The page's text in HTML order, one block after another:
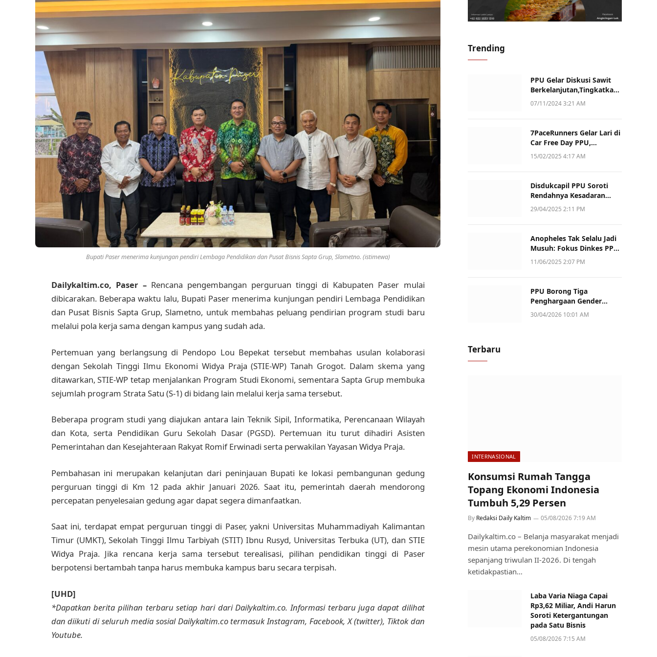
Bupati Paser menerima kunjungan pendiri Lembaga Pendidikan dan Pusat Bisnis Sapta Grup, Slametno. (istimewa)
Dailykaltim.co, Paser – Rencana pengembangan perguruan tinggi di Kabupaten Paser mulai
dibicarakan. Beberapa waktu lalu, Bupati Paser menerima kunjungan pendiri Lembaga Pendidikan
dan Pusat Bisnis Sapta Grup, Slametno, untuk membahas peluang pendirian program studi baru
melalui pola kerja sama dengan kampus yang sudah ada.
Pertemuan yang berlangsung di Pendopo Lou Bepekat tersebut membahas usulan kolaborasi
dengan Sekolah Tinggi Ilmu Ekonomi Widya Praja (STIE-WP) Tanah Grogot. Dalam skema yang
ditawarkan, STIE-WP tetap menjalankan Program Studi Ekonomi, sementara Sapta Grup membuka
sejumlah program Strata Satu (S-1) di bidang lain melalui kerja sama tersebut.
Beberapa program studi yang diajukan antara lain Teknik Sipil, Informatika, Perencanaan Wilayah
dan Kota, serta Pendidikan Guru Sekolah Dasar (PGSD). Pertemuan itu turut dihadiri Asisten
Pemerintahan dan Kesejahteraan Rakyat Romif Erwinadi serta perwakilan Yayasan Widya Praja.
Pembahasan ini merupakan kelanjutan dari peninjauan Bupati ke lokasi pembangunan gedung
perguruan tinggi di Km 12 pada akhir Januari 2026. Saat itu, pemerintah daerah mendorong
percepatan penyelesaian gedung agar dapat segera dimanfaatkan.
Saat ini, terdapat empat perguruan tinggi di Paser, yakni Universitas Muhammadiyah Kalimantan
Timur (UMKT), Sekolah Tinggi Ilmu Tarbiyah (STIT) Ibnu Rusyd, Universitas Terbuka (UT), dan STIE
Widya Praja. Jika rencana kerja sama tersebut terealisasi, pilihan pendidikan tinggi di Paser
berpotensi bertambah tanpa harus membuka kampus baru secara terpisah.
[UHD]
*Dapatkan berita pilihan terbaru setiap hari dari Dailykaltim.co. Informasi terbaru juga dapat dilihat
dan diikuti di seluruh media sosial Dailykaltim.co termasuk Instagram, Facebook, X (twitter), Tiktok dan
Youtube.
Trending
PPU Gelar Diskusi Sawit
Berkelanjutan,Tingkatkan
Daya Saing dan Kualitas
07/11/2024 3:21 AM
7PaceRunners Gelar Lari di
Car Free Day PPU,
Kampanye Gaya Hidup
15/02/2025 4:17 AM
Disdukcapil PPU Soroti
Rendahnya Kesadaran
Warga Soal Pelaporan
29/04/2025 2:11 PM
Anopheles Tak Selalu Jadi
Musuh: Fokus Dinkes PPU
Kini ke Penularan Aktif di
11/06/2025 2:07 PM
PPU Borong Tiga
Penghargaan Gender
Champion Kaltim 2026,
30/04/2026 10:01 AM
Terbaru
INTERNASIONAL
Konsumsi Rumah Tangga
Topang Ekonomi Indonesia
Tumbuh 5,29 Persen
By Redaksi Daily Kaltim 05/08/2026 7:19 AM
Dailykaltim.co – Belanja masyarakat menjadi
mesin utama perekonomian Indonesia
sepanjang triwulan II-2026. Di tengah
ketidakpastian…
Laba Varia Niaga Capai
Rp3,62 Miliar, Andi Harun
Soroti Ketergantungan
pada Satu Bisnis
05/08/2026 7:15 AM